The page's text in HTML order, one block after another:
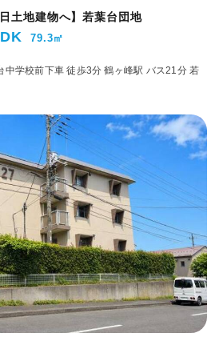
土地建物へ】若葉台団地
79.3㎡
中学校前下車 徒歩3分鶴ヶ峰駅 バス21分 若